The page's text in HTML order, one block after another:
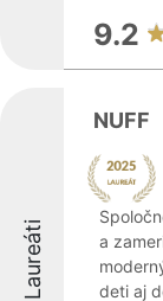
9.2
Laureáti
NUFF
a
deti aj